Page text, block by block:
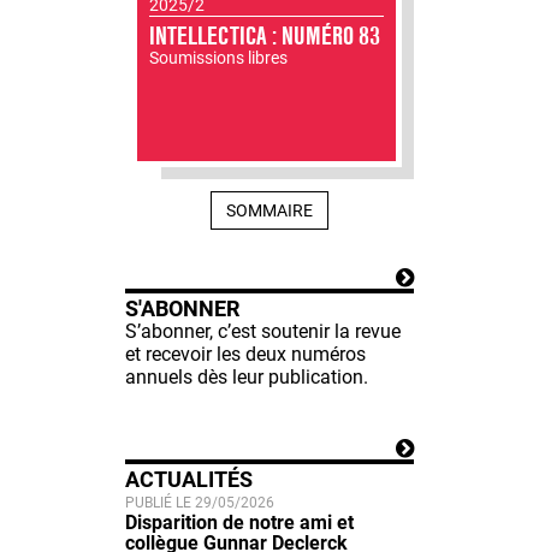
2025/2
INTELLECTICA : NUMÉRO 83
Soumissions libres
SOMMAIRE
S'ABONNER
S’abonner, c’est soutenir la revue
et recevoir les deux numéros
annuels dès leur publication.
ACTUALITÉS
PUBLIÉ LE 29/05/2026
Disparition de notre ami et
collègue Gunnar Declerck